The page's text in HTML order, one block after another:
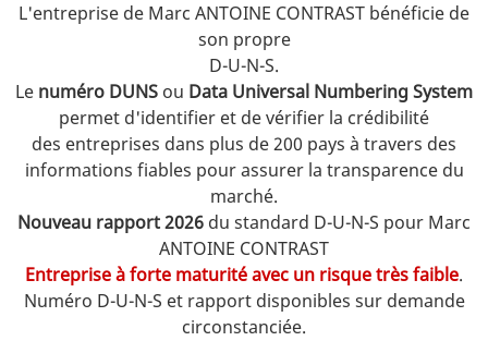
L'entreprise de Marc ANTOINE CONTRAST bénéficie de
son propre
D-U-N-S.
Le numéro DUNS ou Data Universal Numbering System
permet d'identifier et de vérifier la crédibilité
des entreprises dans plus de 200 pays à travers des
informations fiables pour assurer la transparence du
marché.
Nouveau rapport 2026 du standard D-U-N-S pour Marc
ANTOINE CONTRAST
Entreprise à forte maturité avec un risque très faible.
Numéro D-U-N-S et rapport disponibles sur demande
circonstanciée.